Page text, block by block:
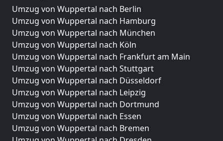
Umzug von Wuppertal nach Berlin
Umzug von Wuppertal nach Hamburg
Umzug von Wuppertal nach München
Umzug von Wuppertal nach Köln
Umzug von Wuppertal nach Frankfurt am Main
Umzug von Wuppertal nach Stuttgart
Umzug von Wuppertal nach Düsseldorf
Umzug von Wuppertal nach Leipzig
Umzug von Wuppertal nach Dortmund
Umzug von Wuppertal nach Essen
Umzug von Wuppertal nach Bremen